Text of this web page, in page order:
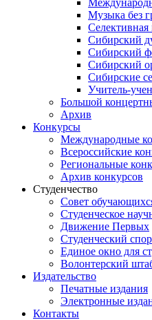
Музыка без
Селективная
Сибирский
Сибирский
Сибирский
Сибирские
Учитель-
Большой
Архив
Конкурсы
Международные
Всероссийские
Региональные
Архив конкурсов
Студенчество
Совет
Студенческое
Движение Первых
Студенческий
Единое окно для
Волонтерский
Издательство
Печатные издания
Электронные
Контакты